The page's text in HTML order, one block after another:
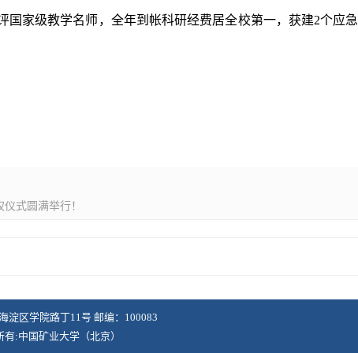
家级教学名师，全年到帐科研经费居全校第一，获建2个应
式圆满举行！
淀区学院路丁11号 邮编：100083
有:中国矿业大学（北京）